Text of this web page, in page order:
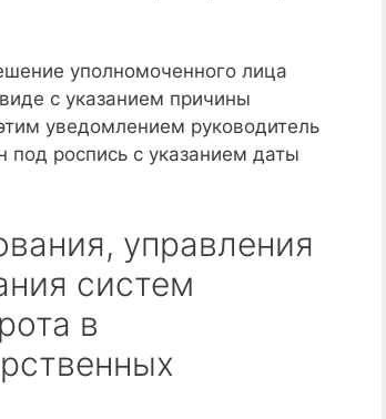
уполномоченного лица
с указанием причины
уведомлением руководитель
под роспись с указанием даты
управления
систем
в